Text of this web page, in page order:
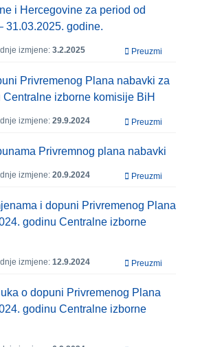
i Hercegovine za period od
31.03.2025. godine.
izmjene: 3.2.2025 Preuzmi
Privremenog Plana nabavki za
Centralne izborne komisije BiH
izmjene: 29.9.2024 Preuzmi
Privremnog plana nabavki
izmjene: 20.9.2024 Preuzmi
i dopuni Privremenog Plana
godinu Centralne izborne
izmjene: 12.9.2024 Preuzmi
o dopuni Privremenog Plana
godinu Centralne izborne